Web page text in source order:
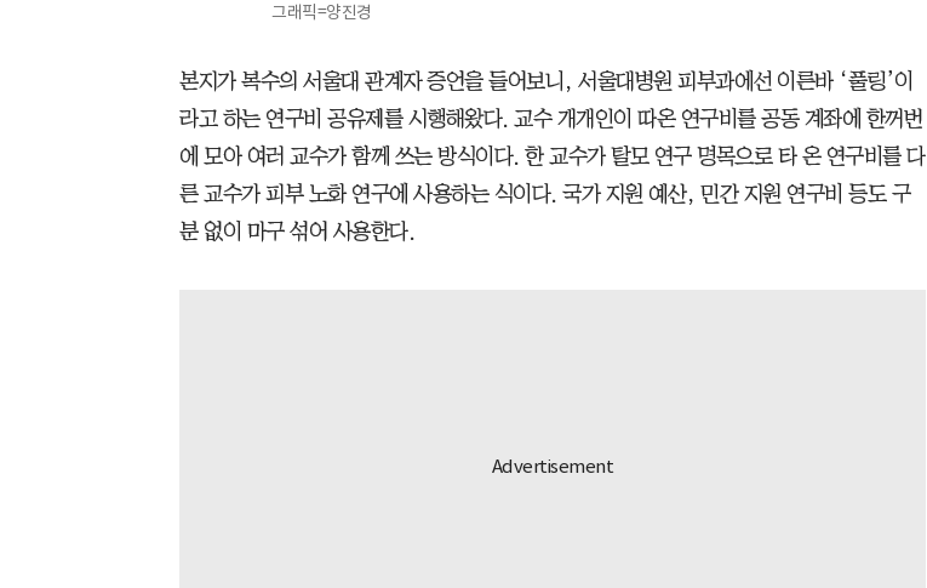
그래픽=양진경
본지가 복수의 서울대 관계자 증언을 들어보니, 서울대병원 피부과에선 이른바 ‘풀링’이
라고 하는 연구비 공유제를 시행해왔다. 교수 개개인이 따온 연구비를 공동 계좌에 한꺼번
에 모아 여러 교수가 함께 쓰는 방식이다. 한 교수가 탈모 연구 명목으로 타 온 연구비를 다
른 교수가 피부 노화 연구에 사용하는 식이다. 국가 지원 예산, 민간 지원 연구비 등도 구
분 없이 마구 섞어 사용한다.